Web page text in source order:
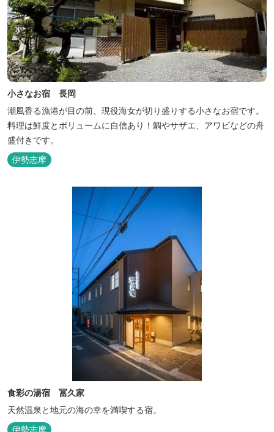
小さなお宿 長岡
潮風香る漁港が目の前、現役海女が切り盛りする小さなお宿です。
料理は鮮度とボリュームに自信あり！鯛やサザエ、アワビなどの舟
盛付きです。
伊勢志摩
食彩の湯宿 冨久家
天然温泉と地元の海の幸を満喫する宿。
伊勢志摩